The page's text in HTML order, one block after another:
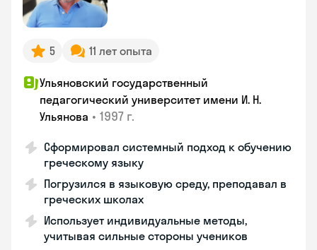
5 11 лет опыта
Ульяновский государственный
педагогический университет имени И. Н.
Ульянова • 1997 г.
Сформировал системный подход к обучению
греческому языку
Погрузился в языковую среду, преподавал в
греческих школах
Использует индивидуальные методы,
учитывая сильные стороны учеников